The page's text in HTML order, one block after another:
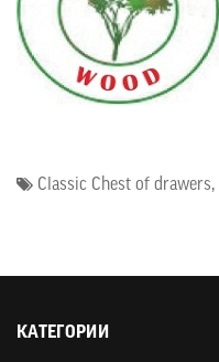
Classic Chest of drawers,
КАТЕГОРИИ